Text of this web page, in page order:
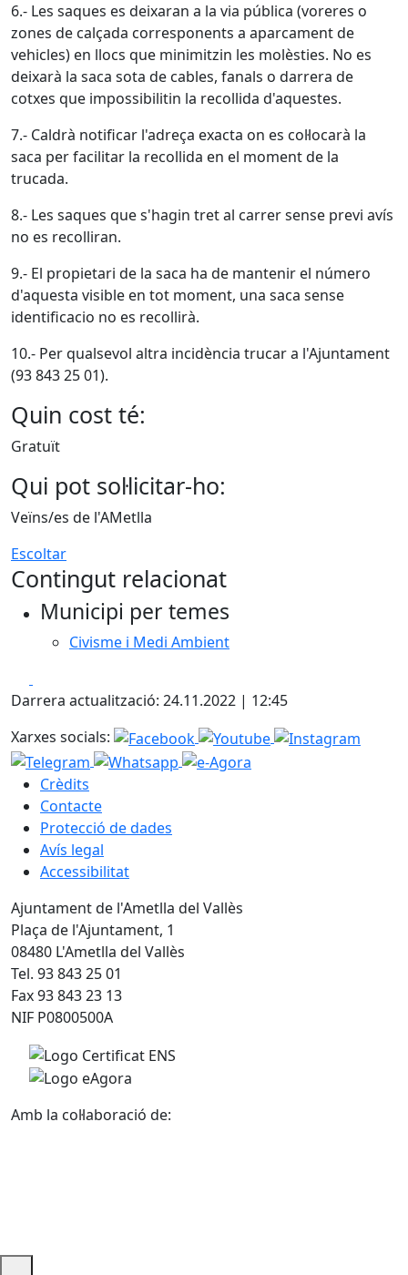
6.- Les saques es deixaran a la via pública (voreres o
zones de calçada corresponents a aparcament de
vehicles) en llocs que minimitzin les molèsties. No es
deixarà la saca sota de cables, fanals o darrera de
cotxes que impossibilitin la recollida d'aquestes.
7.- Caldrà notificar l'adreça exacta on es col·locarà la
saca per facilitar la recollida en el moment de la
trucada.
8.- Les saques que s'hagin tret al carrer sense previ avís
no es recolliran.
9.- El propietari de la saca ha de mantenir el número
d'aquesta visible en tot moment, una saca sense
identificacio no es recollirà.
10.- Per qualsevol altra incidència trucar a l'Ajuntament
(93 843 25 01).
Quin cost té:
Gratuït
Qui pot sol·licitar-ho:
Veïns/es de l'AMetlla
Escoltar
Contingut relacionat
Municipi per temes
Civisme i Medi Ambient
Darrera actualització: 24.11.2022 | 12:45
Xarxes socials:
Crèdits
Contacte
Protecció de dades
Avís legal
Accessibilitat
Ajuntament de l'Ametlla del Vallès
Plaça de l'Ajuntament, 1
08480 L'Ametlla del Vallès
Tel. 93 843 25 01
Fax 93 843 23 13
NIF P0800500A
Amb la col·laboració de: